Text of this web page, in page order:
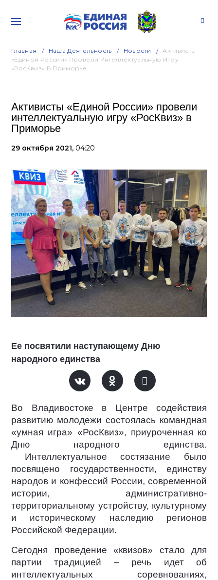
Главная Наша Деятельность Новости
Активисты
«Единой России» Провели Интеллектуальную Игру
«РосКвиз» В Приморье
Активисты «Единой России» провели
интеллектуальную игру «РосКвиз» в
Приморье
29 октября 2021, 04:20
Ее посвятили наступающему Дню
народного единства
Во Владивостоке в Центре содействия
развитию молодежи состоялась командная
«умная игра» «РосКвиз», приуроченная ко
Дню народного единства.
Интеллектуальное состязание было
посвящено государственности, единству
народов и конфессий России, современной
истории, административно-
территориальному устройству, культурному
и историческому наследию регионов
Российской Федерации.
Сегодня проведение «квизов» стало для
партии традицией – речь идет об
интеллектуальных соревнованиях,